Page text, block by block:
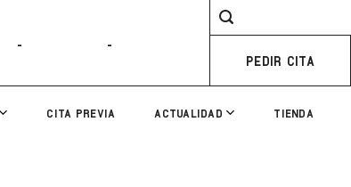
-
-
PEDIR CITA
CITA PREVIA ACTUALIDAD TIENDA